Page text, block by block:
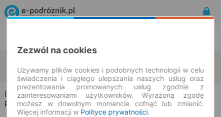
08.08.2026 | -- : --
zmień kryteria
Lublin → Kutno
Rozkład jazdy i bilety
Zezwól na cookies
Używamy plików cookies i podobnych technologii w celu
świadczenia i ciągłego ulepszania naszych usług oraz
prezentowania promowanych usług zgodnie z
zainteresowaniami użytkowników. Wyrażoną zgodę
możesz w dowolnym momencie cofnąć lub zmienić.
Więcej informacji w Polityce prywatności.